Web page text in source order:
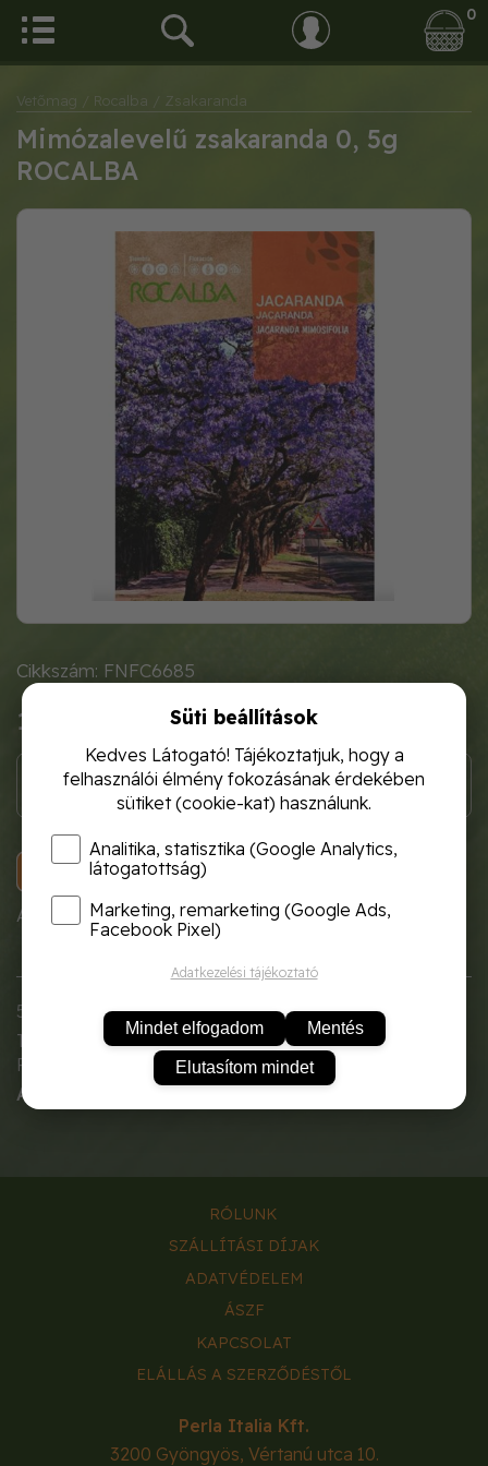
0
Vetőmag / Rocalba / Zsakaranda
Mimózalevelű zsakaranda 0, 5g
ROCALBA
Cikkszám: FNFC6685
1 120 Ft
KOSÁRBA
A termék átmenetileg nem rendelhető!
5-12 méter magasra növő lombhullató fa.
Tavasszal bőségesen hozza kékes-ibolyás virágait.
Fagyérzékeny szubtrópusi növény.
A tasak tartalma:
RÓLUNK
SZÁLLÍTÁSI DÍJAK
ADATVÉDELEM
ÁSZF
KAPCSOLAT
ELÁLLÁS A SZERZŐDÉSTŐL
Perla Italia Kft.
3200 Gyöngyös, Vértanú utca 10.
Süti beállítások
Kedves Látogató! Tájékoztatjuk, hogy a
felhasználói élmény fokozásának érdekében
sütiket (cookie-kat) használunk.
Analitika, statisztika (Google Analytics,
látogatottság)
Marketing, remarketing (Google Ads,
Facebook Pixel)
Adatkezelési tájékoztató
Mindet elfogadom Mentés
Elutasítom mindet